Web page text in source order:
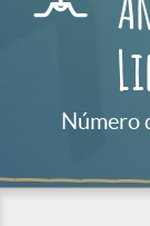
Número